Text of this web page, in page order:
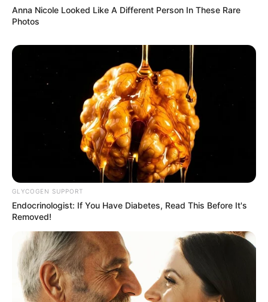
Anna Nicole Looked Like A Different Person In These Rare
Photos
GLYCOGEN SUPPORT
Endocrinologist: If You Have Diabetes, Read This Before It's
Removed!